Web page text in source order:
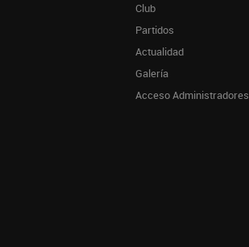
Club
Partidos
Actualidad
Galería
Acceso Administradores